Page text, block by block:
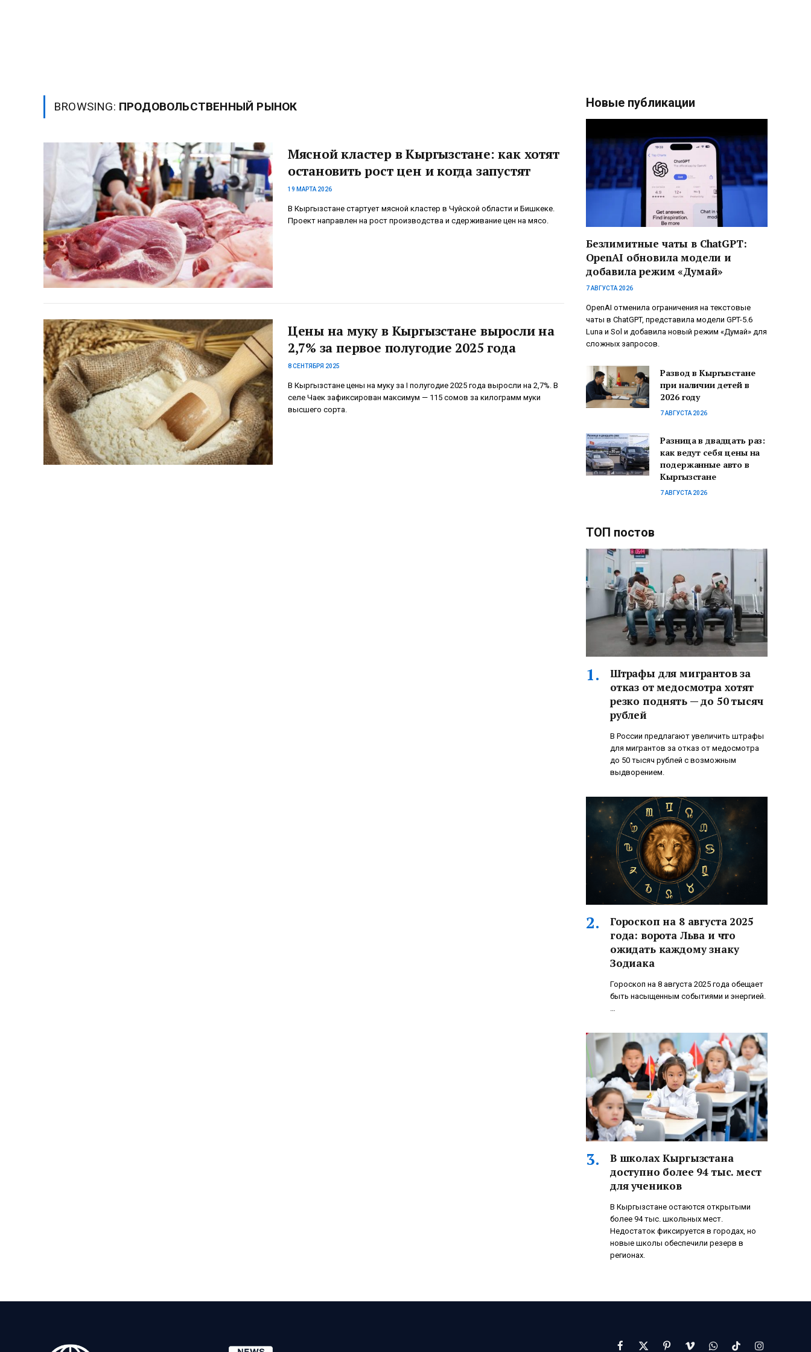
BROWSING: ПРОДОВОЛЬСТВЕННЫЙ РЫНОК
Мясной кластер в Кыргызстане: как хотят
остановить рост цен и когда запустят
19 МАРТА 2026
В Кыргызстане стартует мясной кластер в Чуйской области и Бишкеке.
Проект направлен на рост производства и сдерживание цен на мясо.
Цены на муку в Кыргызстане выросли на
2,7% за первое полугодие 2025 года
8 СЕНТЯБРЯ 2025
В Кыргызстане цены на муку за I полугодие 2025 года выросли на 2,7%. В
селе Чаек зафиксирован максимум — 115 сомов за килограмм муки
высшего сорта.
Новые публикации
Безлимитные чаты в ChatGPT:
OpenAI обновила модели и
добавила режим «Думай»
7 АВГУСТА 2026
OpenAI отменила ограничения на текстовые
чаты в ChatGPT, представила модели GPT-5.6
Luna и Sol и добавила новый режим «Думай» для
сложных запросов.
Развод в Кыргызстане
при наличии детей в
2026 году
7 АВГУСТА 2026
Разница в двадцать раз:
как ведут себя цены на
подержанные авто в
Кыргызстане
7 АВГУСТА 2026
ТОП постов
Штрафы для мигрантов за
отказ от медосмотра хотят
резко поднять — до 50 тысяч
рублей
В России предлагают увеличить штрафы
для мигрантов за отказ от медосмотра
до 50 тысяч рублей с возможным
выдворением.
Гороскоп на 8 августа 2025
года: ворота Льва и что
ожидать каждому знаку
Зодиака
Гороскоп на 8 августа 2025 года обещает
быть насыщенным событиями и энергией.
…
В школах Кыргызстана
доступно более 94 тыс. мест
для учеников
В Кыргызстане остаются открытыми
более 94 тыс. школьных мест.
Недостаток фиксируется в городах, но
новые школы обеспечили резерв в
регионах.